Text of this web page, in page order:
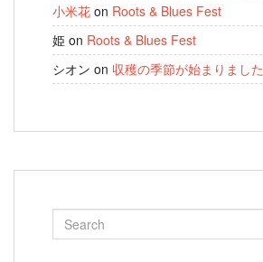
小米花 on Roots & Blues Fest
姫 on Roots & Blues Fest
シオン on 収穫の季節が始まりました